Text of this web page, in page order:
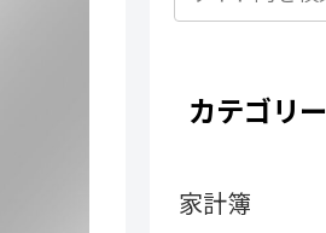
カテゴリー
家計簿